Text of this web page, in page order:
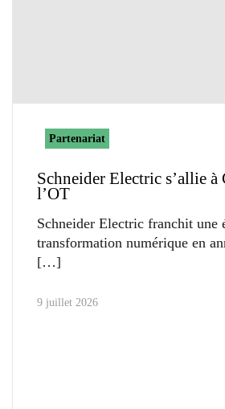
Partenariat
Schneider Electric s’allie
l’OT
Schneider Electric franchit une
transformation numérique en
9 juillet 2026